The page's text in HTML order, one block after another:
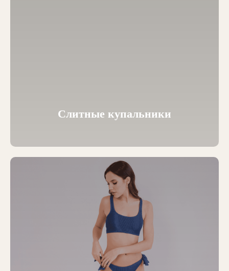
Слитные купальники